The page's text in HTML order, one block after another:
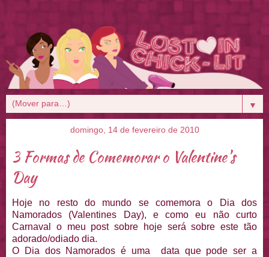
▼
domingo, 14 de fevereiro de 2010
3 Formas de Comemorar o Valentine's
Day
Hoje no resto do mundo se comemora o Dia dos
Namorados (Valentines Day), e como eu não curto
Carnaval o meu post sobre hoje será sobre este tão
adorado/odiado dia.
O Dia dos Namorados é uma data que pode ser a